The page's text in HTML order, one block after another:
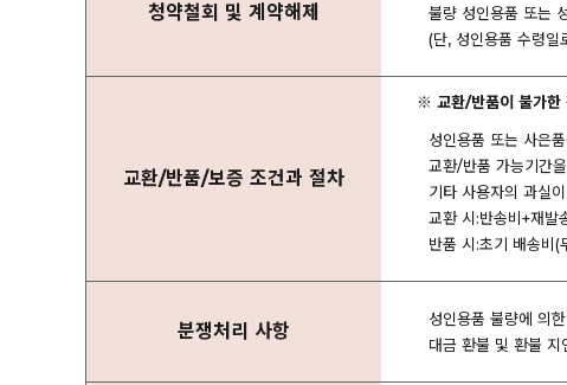
청약철회 및 계약해제
불량 성인용품 또는
(단, 성인용품 수령일
교환/반품/보증 조건과 절차
※ 교환/반품이 불가한
성인용품 또는 사은
교환/반품 가능기간
기타 사용자의 과실
교환 시:반송비+재
반품 시:초기 배송비
분쟁처리 사항
성인용품 불량에 의
대금 환불 및 환불 지